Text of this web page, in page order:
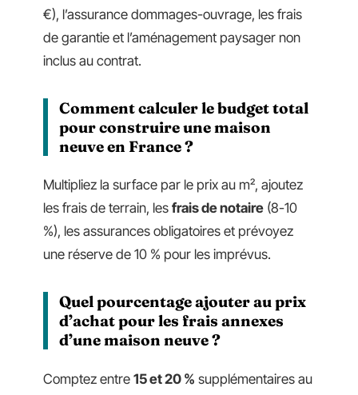
€), l’assurance dommages-ouvrage, les frais
de garantie et l’aménagement paysager non
inclus au contrat.
Comment calculer le budget total
pour construire une maison
neuve en France ?
Multipliez la surface par le prix au m², ajoutez
les frais de terrain, les frais de notaire (8-10
%), les assurances obligatoires et prévoyez
une réserve de 10 % pour les imprévus.
Quel pourcentage ajouter au prix
d’achat pour les frais annexes
d’une maison neuve ?
Comptez entre 15 et 20 % supplémentaires au